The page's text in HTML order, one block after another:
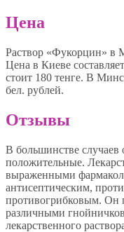
Цена
Раствор «Фукорцин» в
Цена в Киеве
стоит 180 тенге. В
бел. рублей.
Отзывы
В большинстве
положительные.
выраженными
антисептическим,
противогрибковым. Он
различными
лекарственного